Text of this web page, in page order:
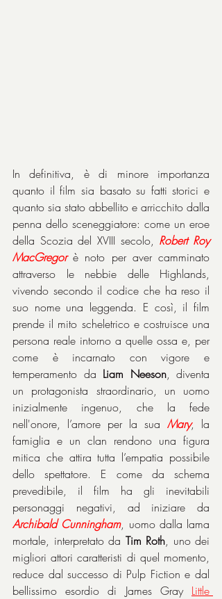
In definitiva, è di minore importanza
quanto il film sia basato su fatti storici e
quanto sia stato abbellito e arricchito dalla
penna dello sceneggiatore: come un eroe
della Scozia del XVIII secolo, Robert Roy
MacGregor è noto per aver camminato
attraverso le nebbie delle Highlands,
vivendo secondo il codice che ha reso il
suo nome una leggenda. E così, il film
prende il mito scheletrico e costruisce una
persona reale intorno a quelle ossa e, per
come è incarnato con vigore e
temperamento da Liam Neeson, diventa
un protagonista straordinario, un uomo
inizialmente ingenuo, che la fede
nell'onore, l’amore per la sua Mary, la
famiglia e un clan rendono una figura
mitica che attira tutta l’empatia possibile
dello spettatore. E come da schema
prevedibile, il film ha gli inevitabili
Archibald Cunningham, uomo dalla lama
mortale, interpretato da Tim Roth, uno dei
migliori attori caratteristi di quel momento,
reduce dal successo di Pulp Fiction e dal
bellissimo esordio di James Gray Little